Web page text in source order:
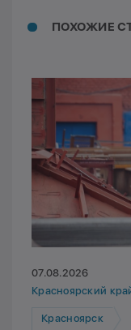
ПОХОЖИЕ
07.08.2026
Красноярский
Красноярск